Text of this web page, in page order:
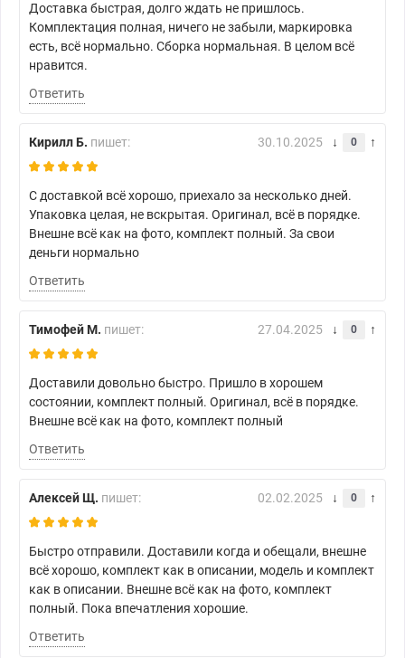
Доставка быстрая, долго ждать не пришлось.
Комплектация полная, ничего не забыли, маркировка
есть, всё нормально. Сборка нормальная. В целом всё
нравится.
Ответить
Кирилл Б. пишет: 30.10.2025 0
С доставкой всё хорошо, приехало за несколько дней.
Упаковка целая, не вскрытая. Оригинал, всё в порядке.
Внешне всё как на фото, комплект полный. За свои
деньги нормально
Ответить
Тимофей М. пишет: 27.04.2025 0
Доставили довольно быстро. Пришло в хорошем
состоянии, комплект полный. Оригинал, всё в порядке.
Внешне всё как на фото, комплект полный
Ответить
Алексей Щ. пишет: 02.02.2025 0
Быстро отправили. Доставили когда и обещали, внешне
всё хорошо, комплект как в описании, модель и комплект
как в описании. Внешне всё как на фото, комплект
полный. Пока впечатления хорошие.
Ответить